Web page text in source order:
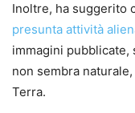
Inoltre, ha suggerito
presunta attività
immagini pubblicate,
non sembra
Terra.